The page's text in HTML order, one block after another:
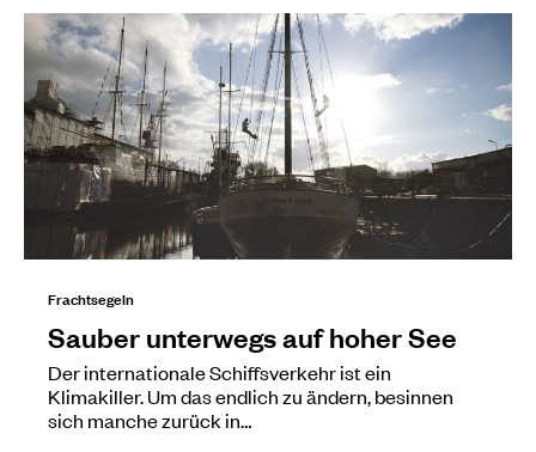
Frachtsegeln
Sauber unterwegs auf hoher See
Der internationale Schiffsverkehr ist ein
Klimakiller. Um das endlich zu ändern, besinnen
sich manche zurück in…